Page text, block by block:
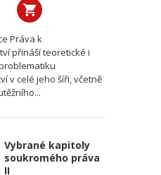
Práva k
přináší teoretické i
v celé jeho šíři, včetně
Vybrané kapitoly
soukromého práva
II